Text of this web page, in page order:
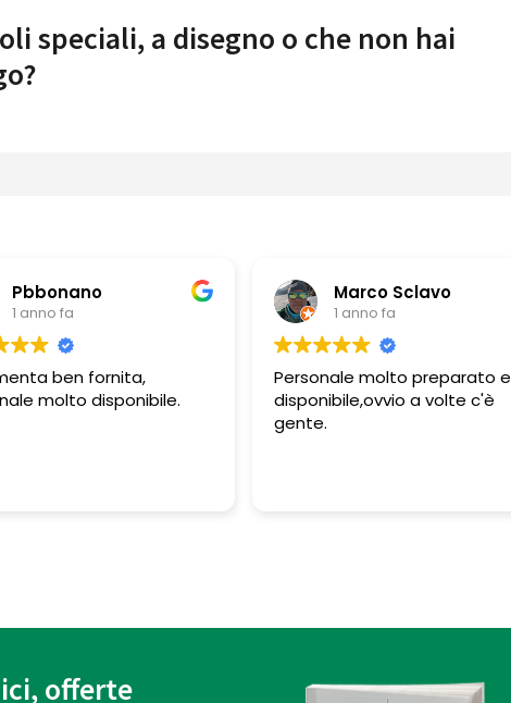
speciali, a disegno o che non hai
Pbbonano
1 anno fa
ben fornita,
molto disponibile.
Marco Sclavo
1 anno fa
Personale molto preparato e
disponibile,ovvio a volte c'è
gente.
offerte